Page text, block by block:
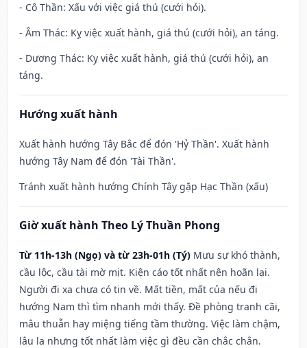
- Cô Thần: Xấu với việc giá thú (cưới hỏi).
- Âm Thác: Kỵ việc xuất hành, giá thú (cưới hỏi), an táng.
- Dương Thác: Kỵ việc xuất hành, giá thú (cưới hỏi), an
táng.
Hướng xuất hành
Xuất hành hướng Tây Bắc để đón 'Hỷ Thần'. Xuất hành
hướng Tây Nam để đón 'Tài Thần'.
Tránh xuất hành hướng Chính Tây gặp Hạc Thần (xấu)
Giờ xuất hành Theo Lý Thuần Phong
Từ 11h-13h (Ngọ) và từ 23h-01h (Tý) Mưu sự khó thành,
cầu lộc, cầu tài mờ mịt. Kiện cáo tốt nhất nên hoãn lại.
Người đi xa chưa có tin về. Mất tiền, mất của nếu đi
hướng Nam thì tìm nhanh mới thấy. Đề phòng tranh cãi,
mâu thuẫn hay miệng tiếng tầm thường. Việc làm chậm,
lâu la nhưng tốt nhất làm việc gì đều cần chắc chắn.